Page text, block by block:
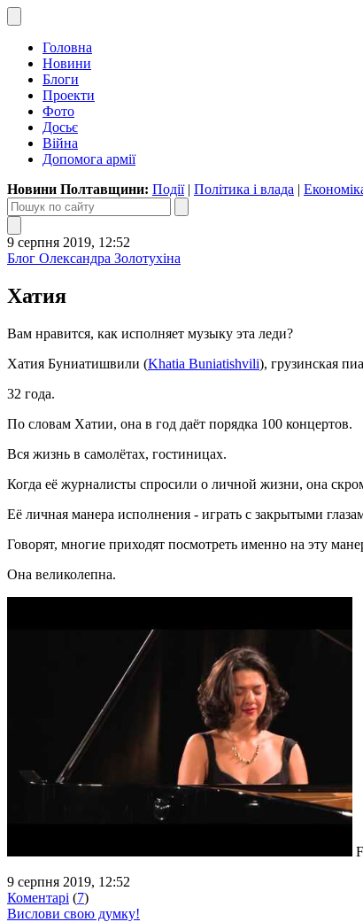
Головна
Новини
Блоги
Проекти
Фото
Досьє
Війна
Допомога армії
Новини Полтавщини: Події| Політика і влада |
9 серпня 2019, 12:52
Блог Олександра Золотухіна
Хатия
Вам нравится, как исполняет музыку эта леди?
Хатия Буниатишвили (Khatia Buniatishvili), грузинская
32 года.
По словам Хатии, она в год даёт порядка 100 концертов.
Вся жизнь в самолётах, гостиницах.
Когда её журналисты спросили о личной жизни, она
Её личная манера исполнения - играть с закрытыми
Говорят, многие приходят посмотреть именно на эту
Она великолепна.
9 серпня 2019, 12:52
Коментарі (7)
Вислови свою думку!